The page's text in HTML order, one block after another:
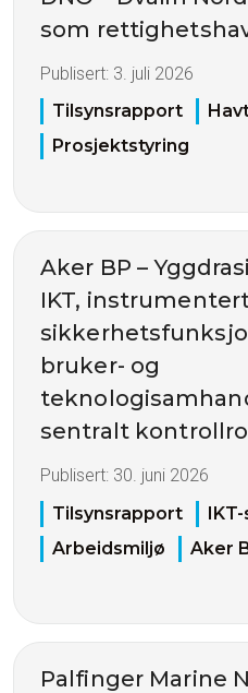
som
Publisert: 3. juli 2026
Tilsynsrapport
Prosjektstyring
Aker BP –
IKT,
bruker- og
sentralt
Publisert: 30. juni 2026
Tilsynsrapport
Arbeidsmiljø
Aker
Palfinger Marine